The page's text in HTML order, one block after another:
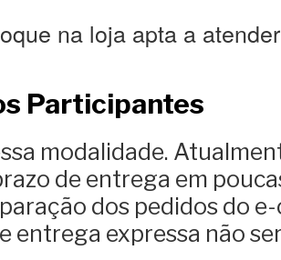
na loja apta a
Participantes
modalidade.
de entrega em
dos pedidos do
entrega expressa não